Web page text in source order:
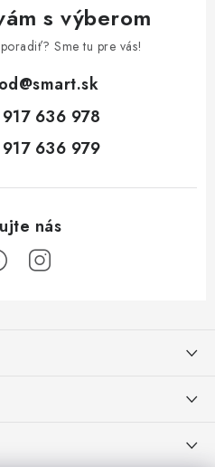
s výberom
Sme tu pre vás!
@smart.sk
636 978
636 979